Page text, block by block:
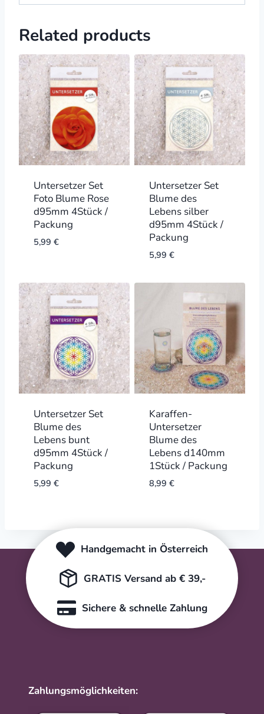
Related products
Untersetzer Set
Foto Blume Rose
d95mm 4Stück /
Packung
5,99 €
Untersetzer Set
Blume des
Lebens silber
d95mm 4Stück /
Packung
5,99 €
Untersetzer Set
Blume des
Lebens bunt
d95mm 4Stück /
Packung
5,99 €
Karaffen-
Untersetzer
Blume des
Lebens d140mm
1Stück / Packung
8,99 €
Handgemacht in Österreich
GRATIS Versand ab € 39,-
Sichere & schnelle Zahlung
Zahlungsmöglichkeiten: